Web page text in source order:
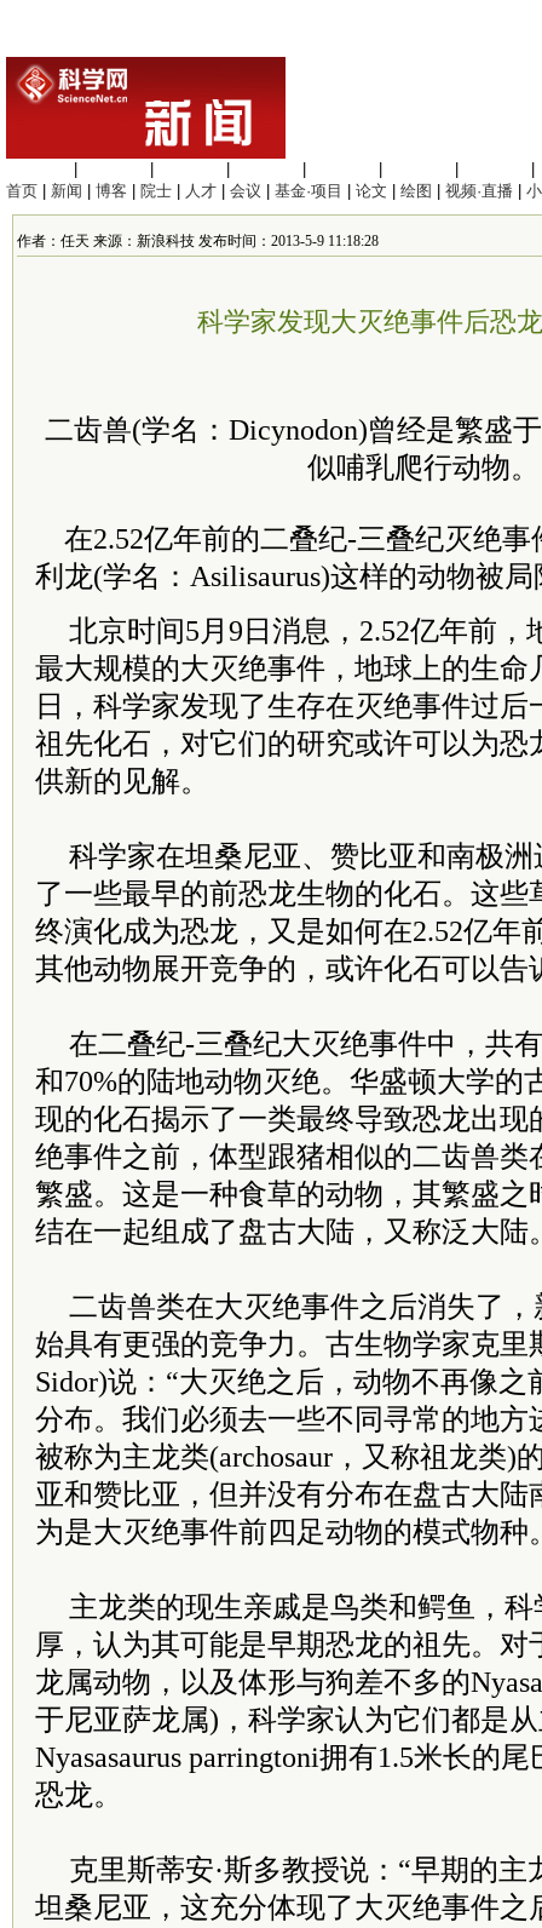
首页
新闻 博客 院士 人才 会议 基金·项目 论文 绘图 视频·直播
作者：任天 来源：新浪科技 发布时间：2013-5-9 11:18:28
科学家发现大灭绝事件后恐
二齿兽(学名：Dicynodon)曾经是繁盛
似哺乳爬行动物。
在2.52亿年前的二叠纪-三叠纪灭绝事
利龙(学名：Asilisaurus)这样的动物被
北京时间5月9日消息，2.52亿年前，
最大规模的大灭绝事件，地球上的生命
日，科学家发现了生存在灭绝事件过
祖先化石，对它们的研究或许可以为恐
供新的见解。
科学家在坦桑尼亚、赞比亚和南极
了一些最早的前恐龙生物的化石。这些
终演化成为恐龙，又是如何在2.52亿年
其他动物展开竞争的，或许化石可以告
在二叠纪-三叠纪大灭绝事件中，共
和70%的陆地动物灭绝。华盛顿大学的
现的化石揭示了一类最终导致恐龙出现
绝事件之前，体型跟猪相似的二齿兽类
繁盛。这是一种食草的动物，其繁盛之
结在一起组成了盘古大陆，又称泛大陆
二齿兽类在大灭绝事件之后消失了
始具有更强的竞争力。古生物学家克里
Sidor)说：“大灭绝之后，动物不再像
分布。我们必须去一些不同寻常的地方
被称为主龙类(archosaur，又称祖龙类)
亚和赞比亚，但并没有分布在盘古大陆
为是大灭绝事件前四足动物的模式物种
主龙类的现生亲戚是鸟类和鳄鱼，
厚，认为其可能是早期恐龙的祖先。对
龙属动物，以及体形与狗差不多的
于尼亚萨龙属)，科学家认为它们都是
Nyasasaurus parringtoni拥有1.5米长的
恐龙。
克里斯蒂安·斯多教授说：“早期的
坦桑尼亚，这充分体现了大灭绝事件之